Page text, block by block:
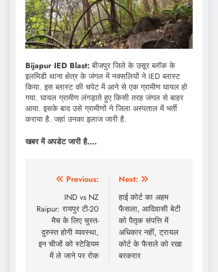
Bijapur IED Blast: बीजपुर जिले के उसूर ब्लॉक के
इलमिडी थाना क्षेत्र के जंगल में नक्सलियों ने IED ब्लास्ट
किया. इस ब्लास्ट की चपेट में आने से एक ग्रामीण घायल हो
गया. घायल ग्रामीण लंगड़ाते हुए किसी तरह जंगल से बाहर
आया. इसके बाद उसे ग्रामीणों ने जिला अस्पताल में भर्ती
कराया है. जहां उनका इलाज जारी है.
खबर में अपडेट जारी है….
Post
navigation
Previous:
IND vs NZ
Raipur: रायपुर टी-20
मैच के लिए चुस्त-
दुरुस्त होगी व्यवस्था,
इन चीजों को स्टेडियम
में ले जाने पर रोक
Next:
हाई कोर्ट का अहम
फैसला, आदिवासी बेटी
को पैतृक संपत्ति में
अधिकार नहीं, ट्रायल
कोर्ट के फैसले को रखा
बरकरार